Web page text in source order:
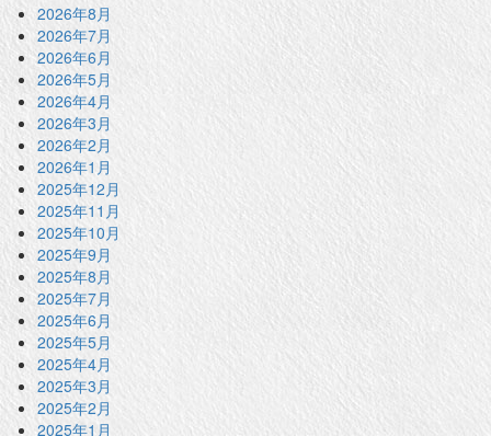
2026年8月
2026年7月
2026年6月
2026年5月
2026年4月
2026年3月
2026年2月
2026年1月
2025年12月
2025年11月
2025年10月
2025年9月
2025年8月
2025年7月
2025年6月
2025年5月
2025年4月
2025年3月
2025年2月
2025年1月